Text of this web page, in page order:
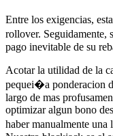
Entre los exigencias,
rollover. Seguidamente,
pago inevitable de su
Acotar la utilidad de la
pequei�a ponderacion
largo de mas
optimizar algun bono
haber manualmente